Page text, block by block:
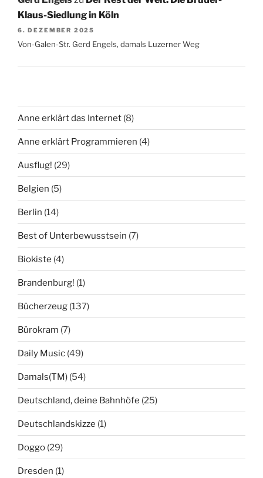
Klaus-Siedlung in Köln
6. DEZEMBER 2025
Von-Galen-Str. Gerd Engels, damals Luzerner Weg
Anne erklärt das Internet (8)
Anne erklärt Programmieren (4)
Ausflug! (29)
Belgien (5)
Berlin (14)
Best of Unterbewusstsein (7)
Biokiste (4)
Brandenburg! (1)
Bücherzeug (137)
Bürokram (7)
Daily Music (49)
Damals(TM) (54)
Deutschland, deine Bahnhöfe (25)
Deutschlandskizze (1)
Doggo (29)
Dresden (1)